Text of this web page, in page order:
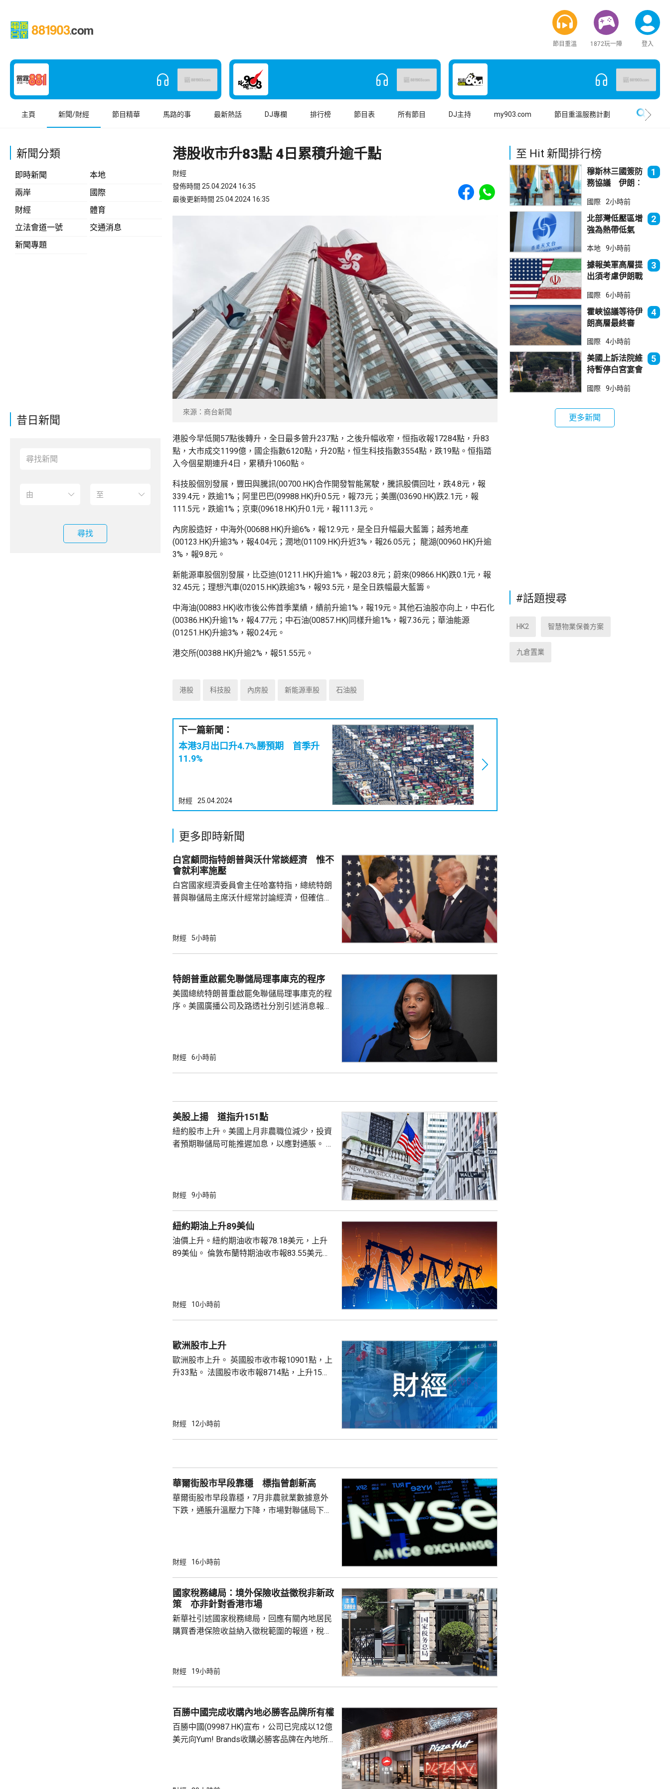
節目重溫 1872玩一陣 登入
主頁 新聞/財經 節目精華 馬路的事 最新熱話 DJ專欄 排行榜 節目表 所有節目 DJ主持 my903.com 節目重溫服務計劃
新聞分類
即時新聞
本地
兩岸
國際
財經
體育
立法會道一號
交通消息
新聞專題
昔日新聞
尋找
港股收市升83點 4日累積升逾千點
財經
發佈時間 25.04.2024 16:35
最後更新時間 25.04.2024 16:35
Share to Facebook
Share to WhatsApp
來源：商台新聞
港股今早低開57點後轉升，全日最多曾升237點，之後升幅收窄，恒指收報17284點，升83
點，大市成交1199億，國企指數6120點，升20點，恒生科技指數3554點，跌19點。恒指踏
入今個星期連升4日，累積升1060點。
科技股個別發展，豐田與騰訊(00700.HK)合作開發智能駕駛，騰訊股價回吐，跌4.8元，報
339.4元，跌逾1%；阿里巴巴(09988.HK)升0.5元，報73元；美團(03690.HK)跌2.1元，報
111.5元，跌逾1%；京東(09618.HK)升0.1元，報111.3元。
內房股造好，中海外(00688.HK)升逾6%，報12.9元，是全日升幅最大藍籌；越秀地產
(00123.HK)升逾3%，報4.04元；潤地(01109.HK)升近3%，報26.05元； 龍湖(00960.HK)升逾
3%，報9.8元。
新能源車股個別發展，比亞迪(01211.HK)升逾1%，報203.8元；蔚來(09866.HK)跌0.1元，報
32.45元；理想汽車(02015.HK)跌逾3%，報93.5元，是全日跌幅最大藍籌。
中海油(00883.HK)收市後公佈首季業績，績前升逾1%，報19元。其他石油股亦向上，中石化
(00386.HK)升逾1%，報4.77元；中石油(00857.HK)同樣升逾1%，報7.36元；華油能源
(01251.HK)升逾3%，報0.24元。
港交所(00388.HK)升逾2%，報51.55元。
港股 科技股 內房股 新能源車股 石油股
下一篇新聞：
本港3月出口升4.7%勝預期 首季升
11.9%
財經 25.04.2024
更多即時新聞
白宮顧問指特朗普與沃什常談經濟 惟不
會就利率施壓
白宮國家經濟委員會主任哈塞特指，總統特朗
普與聯儲局主席沃什經常討論經濟，但確信特
什和特朗普長期以來關係非常密切，一直會討
見，令外界質疑特朗普可能試圖影響聯儲局決
策。不過日程顯示，沃什6月沒與特朗普通話
或會談，只是與財長貝森特進行三次早餐
會，...
財經 5小時前
特朗普重啟罷免聯儲局理事庫克的程序
美國總統特朗普重啟罷免聯儲局理事庫克的程
序。美國廣播公司及路透社分別引述消息報
事的誠信產生質疑，因此特朗普正考慮撒銷她
財經 6小時前
美股上揚 道指升151點
紐約股巿上升。美國上月非農職位減少，投資
者預期聯儲局可能推遲加息，以應對通脹。 道
上升47點。 總計整個星期，納指上升5.2%。
財經 9小時前
紐約期油上升89美仙
油價上升。紐約期油收巿報78.18美元，上升
89美仙。 倫敦布蘭特期油收巿報83.55美元，
財經 10小時前
歐洲股巿上升
歐洲股巿上升。 英國股巿收巿報10901點，上
升33點。 法國股巿收巿報8714點，上升15
財經 12小時前
華爾街股市早段靠穩 標指曾創新高
華爾街股市早段靠穩，7月非農就業數據意外
下跌，通脹升溫壓力下降，市場對聯儲局下月
53965點，升80點； 標準普爾500指數報7737
財經 16小時前
國家稅務總局：境外保險收益徵稅非新政
策 亦非針對香港市場
新華社引述國家稅務總局，回應有關內地居民
購買香港保險收益納入徵稅範圍的報道，稅務
行納稅義務，境外保險收益也屬於應納稅所得
從境外取得，包括保險收益在內，應依法繳納
個人所得稅，是國際通行做法，亦是中國個人
所得稅法實施以來，一直堅持的基本原則...
財經 19小時前
百勝中國完成收購內地必勝客品牌所有權
百勝中國(09987.HK)宣布，公司已完成以12億
美元向Yum! Brands收購必勝客品牌在內地所
至 Hit 新聞排行榜
穆斯林三國簽防
務協議 伊朗︰
安全
1
國際 2小時前
北部灣低壓區增
強為熱帶低氣
本港直接威脅不
大
2
本地 9小時前
據報美軍高層提
出須考慮伊朗戰
3
國際 6小時前
霍峽協議等待伊
朗高層最終審
航道後解除封鎖
4
國際 4小時前
美國上訴法院維
持暫停白宮宴會
5
國際 9小時前
更多新聞
#話題搜尋
HK2 智慧物業保養方案
九倉置業